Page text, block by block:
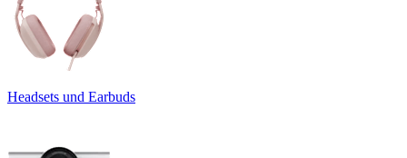
Headsets und Earbuds